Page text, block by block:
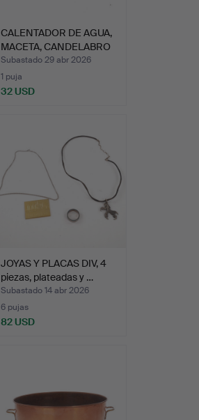
CALENTADOR DE AGUA,
MACETA, CANDELABRO
DE …
Subastado 29 abr 2026
1 puja
32 USD
JOYAS Y PLACAS DIV, 4
piezas, plateadas y …
Subastado 14 abr 2026
6 pujas
82 USD